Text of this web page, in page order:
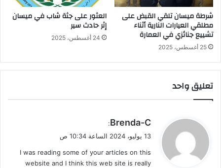
شرطة ميسان تلقي القبض على
مطلقي العيارات النارية أثناء
تشييع جنائزي في العمارة
25 أغسطس، 2025
العثور على جثة شاب في ميسان
إثر حادث سير
24 أغسطس، 2025
تعليق واحد
ي
ق
ل
Brenda-C
:
13 يوليو، 2024 الساعة 10:34 ص
I was reading some of your articles on this
website and I think this web site is really